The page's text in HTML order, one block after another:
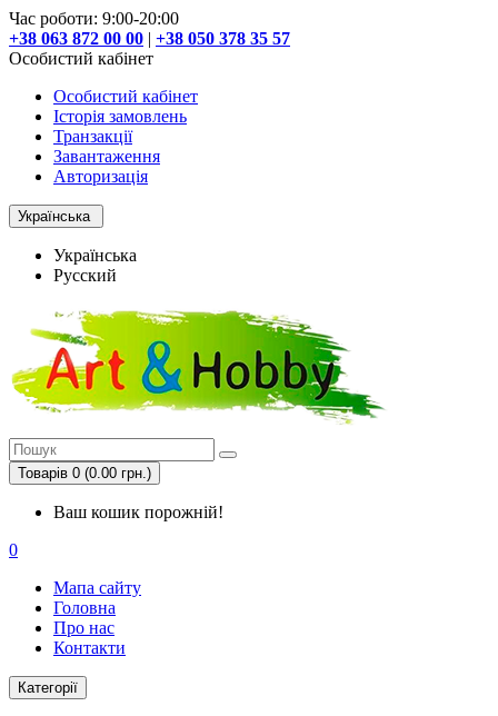
Час роботи: 9:00-20:00
+38 063 872 00 00 | +38 050 378 35 57
Особистий кабінет
Особистий кабінет
Історія замовлень
Транзакції
Завантаження
Авторизація
Українська
Українська
Русский
Товарів 0 (0.00 грн.)
Ваш кошик порожній!
0
Мапа сайту
Головна
Про нас
Контакти
Категорії